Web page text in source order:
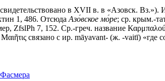
в XVII в. в «Азовск.
1, 486. Отсюда Азо́вское мо́ре; ср. крым.-
ZfslPh 7, 152. Ср.-греч. название
связано с ир. māyavant- (ж. -vaitī) «где